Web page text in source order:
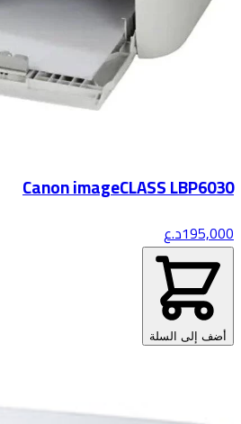
Canon imageCLASS LBP6030
195,000د.ع
أضف إلى السلة